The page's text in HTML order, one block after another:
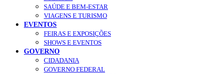
SAÚDE E BEM-ESTAR
VIAGENS E TURISMO
EVENTOS
FEIRAS E EXPOSIÇÕES
SHOWS E EVENTOS
GOVERNO
CIDADANIA
GOVERNO FEDERAL